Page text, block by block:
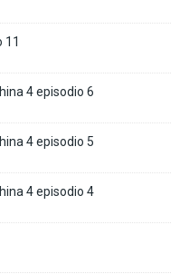
11
4 episodio 6
4 episodio 5
4 episodio 4